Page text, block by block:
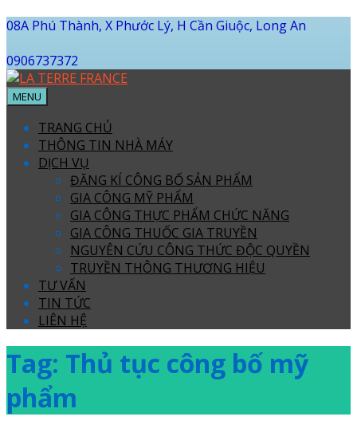
08A Phú Thành, X Phước Lý, H Cần Giuộc, Long An
0906737372
MENU
TRANG CHỦ
THÔNG TIN NHÀ MÁY
DỊCH VỤ
ĐĂNG KÍ CÔNG BỐ SẢN PHẨM
GIA CÔNG MỸ PHẨM
GIA CÔNG THỰC PHẨM CHỨC NĂNG
GIA CÔNG THUỐC GIA TRUYỀN
NGUYÊN CỨU CÔNG THỨC ĐỘC QUYỀN
TRUYỀN THÔNG THƯƠNG HIỆU
TƯ VẤN
TIN TỨC
LIÊN HỆ
Tag: Thủ tục công bố mỹ
phẩm